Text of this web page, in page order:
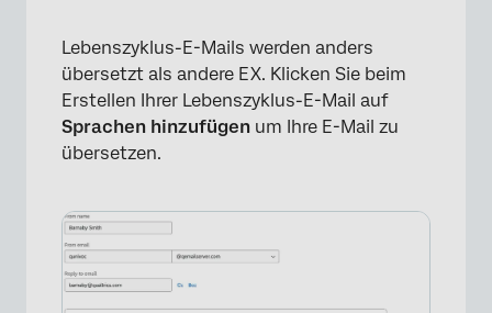
Lebenszyklus-E-Mails werden anders
übersetzt als andere EX. Klicken Sie beim
Erstellen Ihrer Lebenszyklus-E-Mail auf
Sprachen hinzufügen um Ihre E-Mail zu
übersetzen.